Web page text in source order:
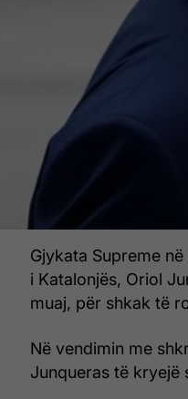
Gjykata Supreme
i Katalonjës, Oriol
muaj, për shkak të
Në vendimin me
Junqueras të kryejë